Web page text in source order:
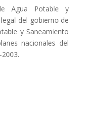
Agua Potable y
del gobierno de
y Saneamiento
nacionales del